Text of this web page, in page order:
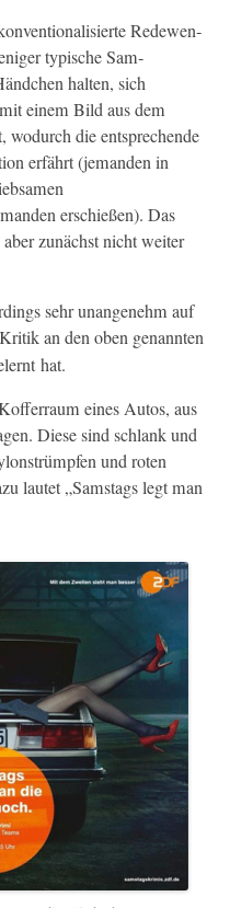
Redewen­
typ­is­che Sam­
hal­ten, sich
einem Bild aus dem
die entsprechende
erfährt (jeman­den in
erschießen). Das
zunächst nicht weit­er
sehr unan­genehm auf
an den oben genan­nten
hat.
eines Autos, aus
Diese sind schlank und
und roten
lautet „Sam­stags legt man